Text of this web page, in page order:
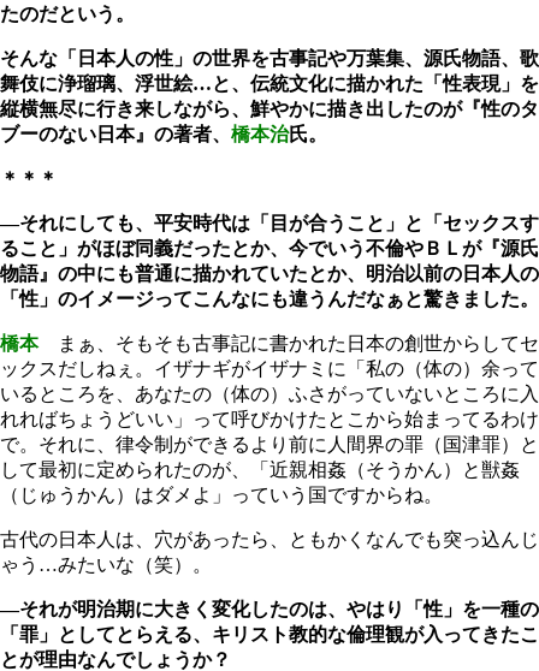
たのだという。
そんな「日本人の性」の世界を古事記や万葉集、源氏物語、歌
舞伎に浄瑠璃、浮世絵…と、伝統文化に描かれた「性表現」を
縦横無尽に行き来しながら、鮮やかに描き出したのが『性のタ
ブーのない日本』 の著者、 橋本治氏。
＊＊＊
―それにしても、平安時代は「目が合うこと」と「セックスす
ること」がほぼ同義だったとか、今でいう不倫やＢＬが『源氏
物語』の中にも普通に描かれていたとか、明治以前の日本人の
「性」のイメージってこんなにも違うんだなぁと驚きました。
橋本まぁ、そもそも古事記に書かれた日本の創世からしてセ
ックスだしねぇ。イザナギがイザナミに「私の（体の）余って
いるところを、あなたの（体の）ふさがっていないところに入
れればちょうどいい」って呼びかけたとこから始まってるわけ
で。それに、律令制ができるより前に人間界の罪（国津罪）と
して最初に定められたのが、「近親相姦（そうかん）と獣姦
（じゅうかん）はダメよ」っていう国ですからね。
古代の日本人は、穴があったら、ともかくなんでも突っ込んじ
ゃう…みたいな（笑）。
―それが明治期に大きく変化したのは、やはり「性」を一種の
「罪」としてとらえる、キリスト教的な倫理観が入ってきたこ
とが理由なんでしょうか？